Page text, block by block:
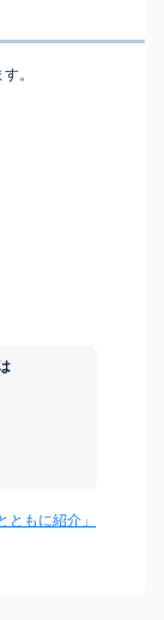
。
もに紹介」